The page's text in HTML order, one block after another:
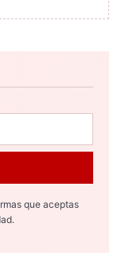
que aceptas